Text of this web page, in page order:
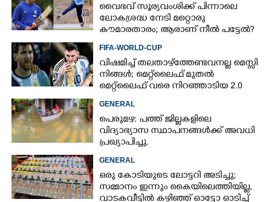
വൈഭവ് സൂര്യവംശിക്ക് പിന്നാലെ
ലോകശ്രദ്ധ നേടി മറ്റൊരു
കൗമാരതാരം; ആരാണ് നീൽ പട്ടേൽ?
FIFA-WORLD-CUP
വിഷമിച്ച് തലതാഴ്‌ത്തേണ്ടവനല്ല മെസ്സി
നിങ്ങള്‍; മെറ്റ്‌ലൈഫ് മുതല്‍
മെറ്റ്‌ലൈഫ് വരെ നിറഞ്ഞാടിയ 2.0
GENERAL
പെരുമഴ: പത്ത് ജില്ലകളിലെ
വിദ്യാഭ്യാസ സ്ഥാപനങ്ങൾക്ക് അവധി
പ്രഖ്യാപിച്ചു.
GENERAL
ഒരു കോടിയുടെ ലോട്ടറി അടിച്ചു;
സമ്മാനം ഇന്നും കൈയിലെത്തിയില്ല,
വാടകവീട്ടിൽ കഴിഞ്ഞ് ഓട്ടോ ഓടിച്ച്